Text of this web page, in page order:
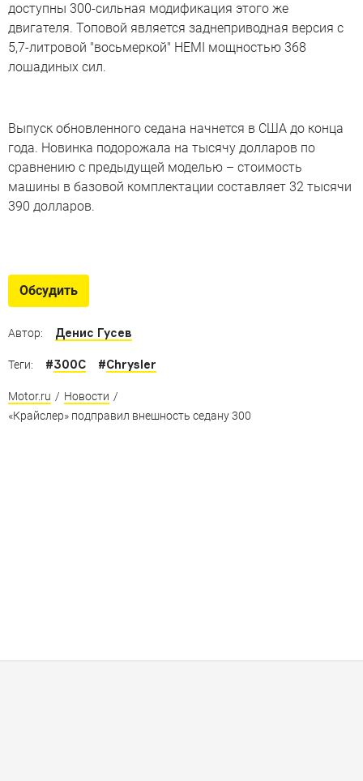
доступны 300-сильная модификация этого же
двигателя. Топовой является заднеприводная версия с
5,7-литровой "восьмеркой" HEMI мощностью 368
лошадиных сил.
Выпуск обновленного седана начнется в США до конца
года. Новинка подорожала на тысячу долларов по
сравнению с предыдущей моделью – стоимость
машины в базовой комплектации составляет 32 тысячи
390 долларов.
Обсудить
Автор: Денис Гусев
Теги: #300C #Chrysler
Motor.ru / Новости /
«Крайслер» подправил внешность седану 300